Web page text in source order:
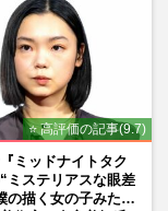
⭐ 高評価の記事(9.7)
ミッドナイトタク
ミステリアスな眼差
の描く女の子みた